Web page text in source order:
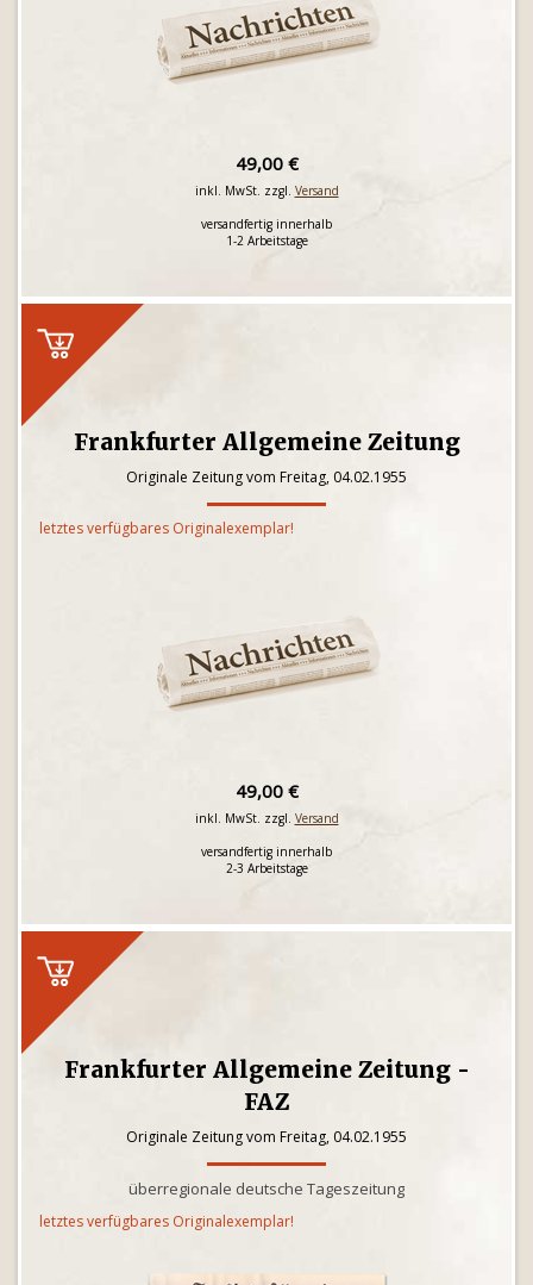
49,00 €
inkl. MwSt. zzgl. Versand
versandfertig innerhalb
1-2 Arbeitstage
Frankfurter Allgemeine Zeitung
Originale Zeitung vom Freitag, 04.02.1955
letztes verfügbares Originalexemplar!
49,00 €
inkl. MwSt. zzgl. Versand
versandfertig innerhalb
2-3 Arbeitstage
Frankfurter Allgemeine Zeitung -
FAZ
Originale Zeitung vom Freitag, 04.02.1955
überregionale deutsche Tageszeitung
letztes verfügbares Originalexemplar!